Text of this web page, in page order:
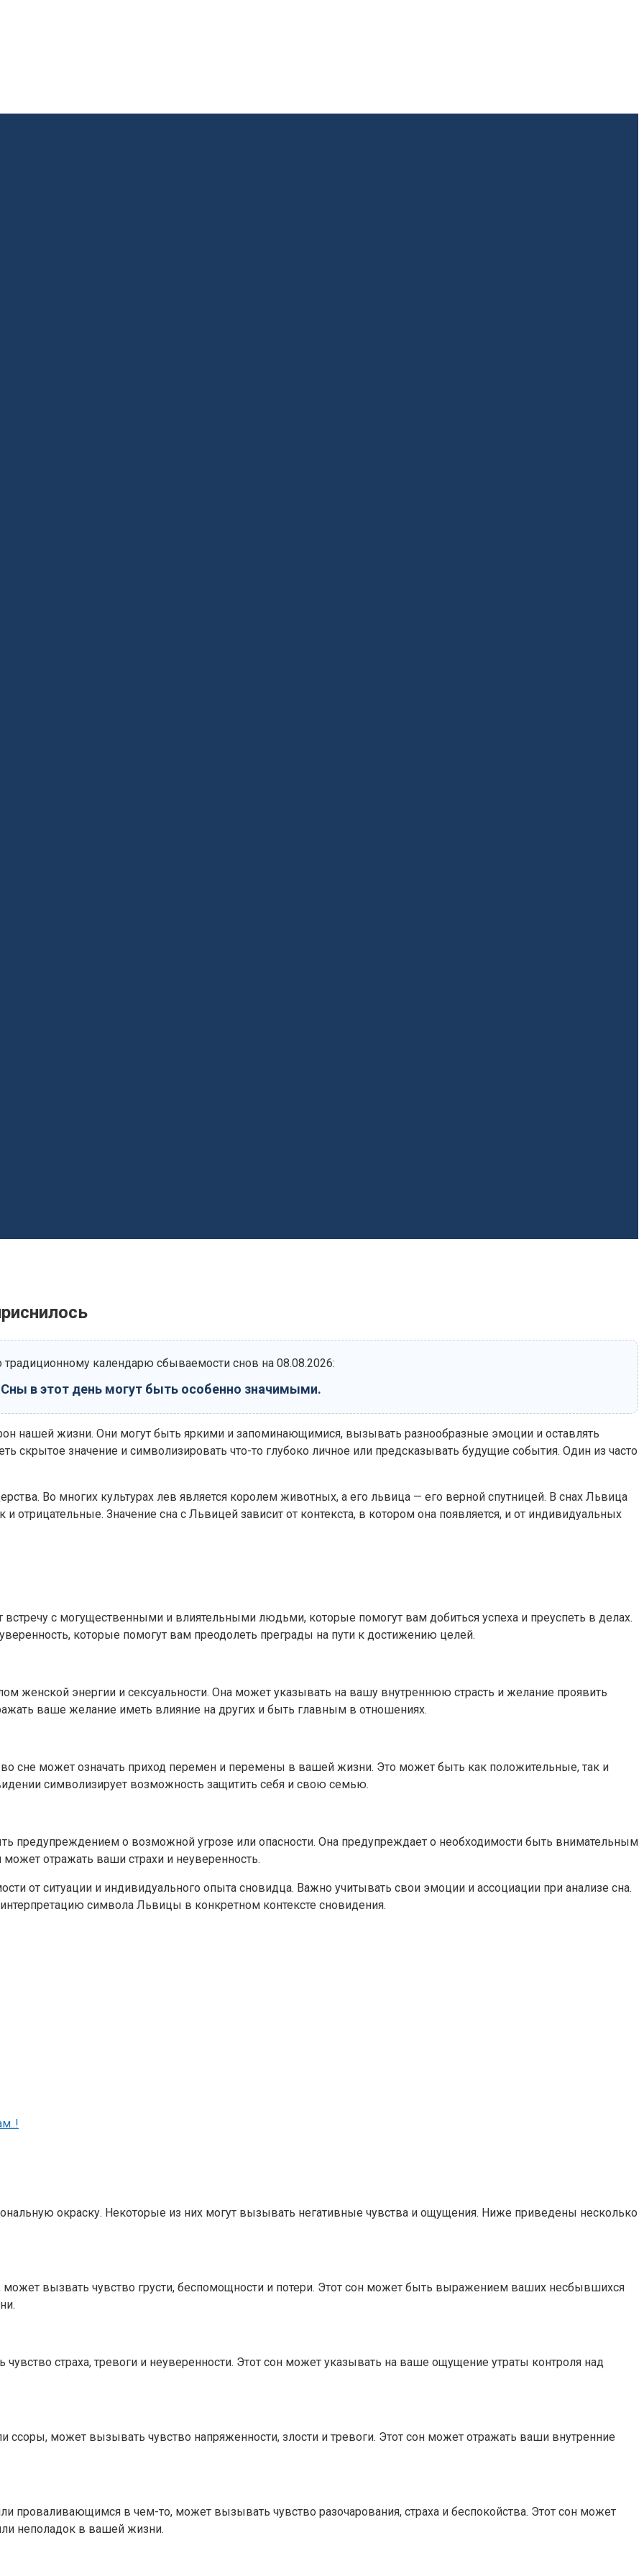
традиционному календарю сбываемости снов на 08.08.2026:
Сны в этот день могут быть особенно значимыми.
нашей жизни. Они могут быть яркими и запоминающимися, вызывать разнообразные эмоции и оставлять
скрытое значение и символизировать что-то глубоко личное или предсказывать будущие события. Один из часто
Во многих культурах лев является королем животных, а его львица — его верной спутницей. В снах Львица
отрицательные. Значение сна с Львицей зависит от контекста, в котором она появляется, и от индивидуальных
с могущественными и влиятельными людьми, которые помогут вам добиться успеха и преуспеть в делах.
которые помогут вам преодолеть преграды на пути к достижению целей.
женской энергии и сексуальности. Она может указывать на вашу внутреннюю страсть и желание проявить
ваше желание иметь влияние на других и быть главным в отношениях.
сне может означать приход перемен и перемены в вашей жизни. Это может быть как положительные, так и
символизирует возможность защитить себя и свою семью.
предупреждением о возможной угрозе или опасности. Она предупреждает о необходимости быть внимательным
отражать ваши страхи и неуверенность.
от ситуации и индивидуального опыта сновидца. Важно учитывать свои эмоции и ассоциации при анализе сна.
символа Львицы в конкретном контексте сновидения.
окраску. Некоторые из них могут вызывать негативные чувства и ощущения. Ниже приведены несколько
вызвать чувство грусти, беспомощности и потери. Этот сон может быть выражением ваших несбывшихся
страха, тревоги и неуверенности. Этот сон может указывать на ваше ощущение утраты контроля над
ссоры, может вызывать чувство напряженности, злости и тревоги. Этот сон может отражать ваши внутренние
в чем-то, может вызывать чувство разочарования, страха и беспокойства. Этот сон может
неполадок в вашей жизни.